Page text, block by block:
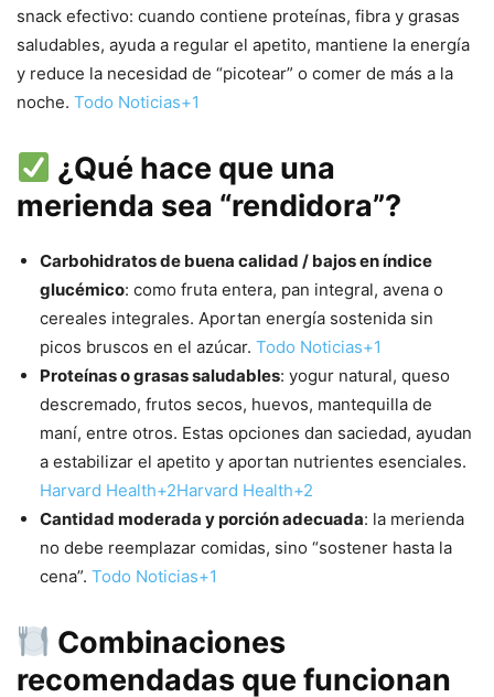
snack efectivo: cuando contiene proteínas, fibra y grasas
saludables, ayuda a regular el apetito, mantiene la energía
y reduce la necesidad de “picotear” o comer de más a la
noche. Todo Noticias+1
¿Qué hace que una
merienda sea “rendidora”?
Carbohidratos de buena calidad / bajos en índice
glucémico: como fruta entera, pan integral, avena o
cereales integrales. Aportan energía sostenida sin
picos bruscos en el azúcar. Todo Noticias+1
Proteínas o grasas saludables: yogur natural, queso
descremado, frutos secos, huevos, mantequilla de
maní, entre otros. Estas opciones dan saciedad, ayudan
a estabilizar el apetito y aportan nutrientes esenciales.
Harvard Health+2Harvard Health+2
Cantidad moderada y porción adecuada: la merienda
no debe reemplazar comidas, sino “sostener hasta la
cena”. Todo Noticias+1
Combinaciones
recomendadas que funcionan